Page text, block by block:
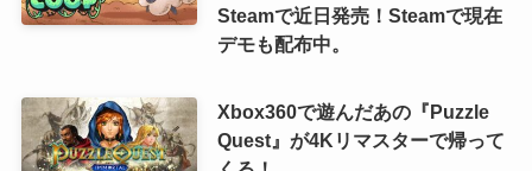
Steamで近日発売！Steamで現在
デモも配布中。
Xbox360で遊んだあの『Puzzle
Quest』が4Kリマスターで帰って